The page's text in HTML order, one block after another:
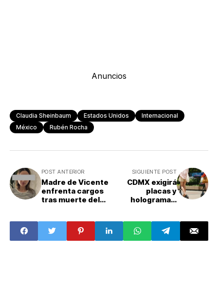
Anuncios
Claudia Sheinbaum Estados Unidos
Internacional
México
Rubén Rocha
POST ANTERIOR
Madre de Vicente
enfrenta cargos
tras muerte del
SIGUIENTE POST
CDMX exigirá
placas y
holograma a
personales:
fechas para los
trámites y costos